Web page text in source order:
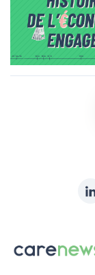
sur:
Carenews,
Le